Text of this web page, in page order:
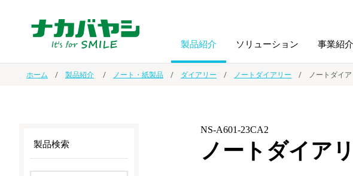
製品紹介
ノート・紙製品
ソリューション
オーダー手帳・ノベルティ制作 学校ソ
事業紹介
IR情報 沿革
ホーム 製品紹介 ノート・紙製品 ダイアリー ノートダイアリー ノートダイ
NS-A601-23CA2
ノートダイア
製品検索